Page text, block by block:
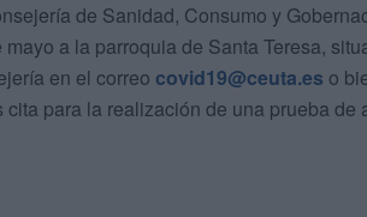
de Sanidad, Consumo y
mayo a la parroquia de Santa Teresa,
en el correo covid19@ceuta.es o
cita para la realización de una prueba